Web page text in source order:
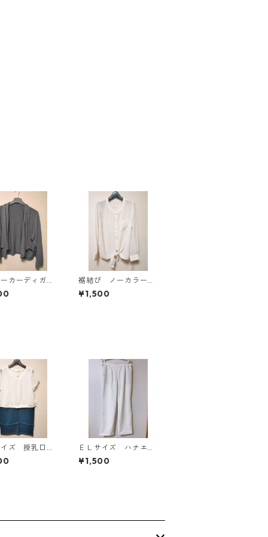
ーカーディガ
グレー K
裾結び ノーカラーブ
ラウス ３Ｌ アイボ
リー KAE-4813
¥1,500
イズ 授乳口付
ニティ ドッ
ワンピース ホ
ＥＬサイズ ハナエモ
リ テーパードパン
ツ ナース ホワイ
¥1,500